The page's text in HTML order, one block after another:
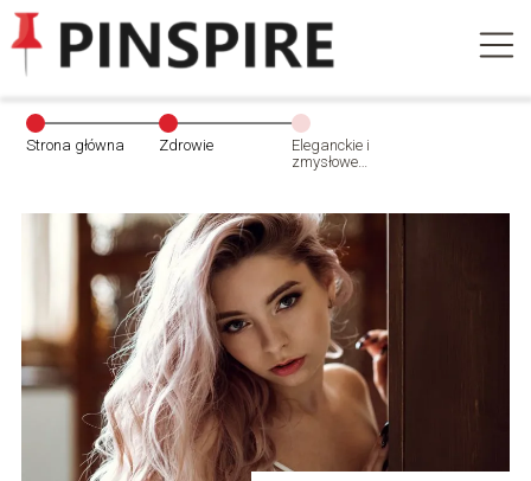
Strona główna Zdrowie
Eleganckie i
zmysłowe